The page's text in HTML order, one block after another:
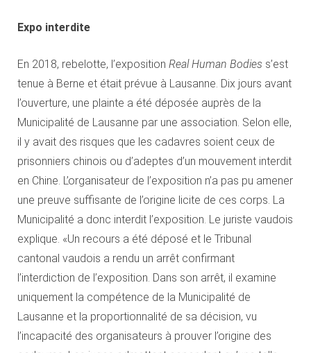
Expo interdite
En 2018, rebelotte, l’exposition Real Human Bodies s’est
tenue à Berne et était prévue à Lausanne. Dix jours avant
l’ouverture, une plainte a été déposée auprès de la
Municipalité de Lausanne par une association. Selon elle,
il y avait des risques que les cadavres soient ceux de
prisonniers chinois ou d’adeptes d’un mouvement interdit
en Chine. L’organisateur de l’exposition n’a pas pu amener
une preuve suffisante de l’origine licite de ces corps. La
Municipalité a donc interdit l’exposition. Le juriste vaudois
explique. «Un recours a été déposé et le Tribunal
cantonal vaudois a rendu un arrêt confirmant
l’interdiction de l’exposition. Dans son arrêt, il examine
uniquement la compétence de la Municipalité de
Lausanne et la proportionnalité de sa décision, vu
l’incapacité des organisateurs à prouver l’origine des